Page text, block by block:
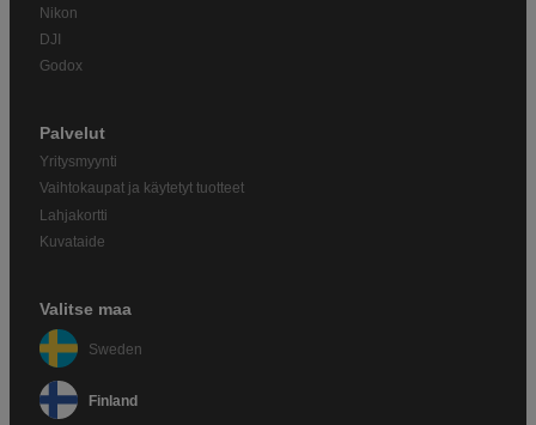
Nikon
DJI
Godox
Palvelut
Yritysmyynti
Vaihtokaupat ja käytetyt tuotteet
Lahjakortti
Kuvataide
Valitse maa
Sweden
Finland